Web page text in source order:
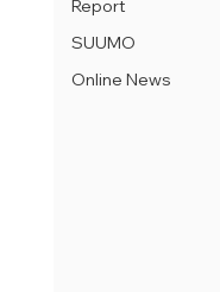
Report
SUUMO
Online News